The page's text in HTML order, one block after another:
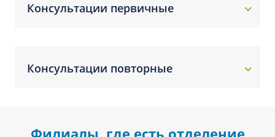
Консультации первичные
Консультации повторные
Филиалы, где есть отделение